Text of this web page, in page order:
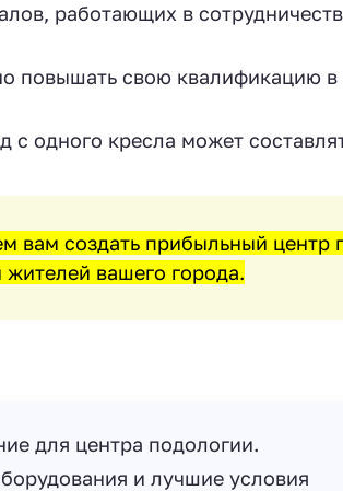
работающих в
повышать свою квалификацию в
одного кресла может
вам создать прибыльный центр
вашего города.
для центра подологии.
и лучшие условия